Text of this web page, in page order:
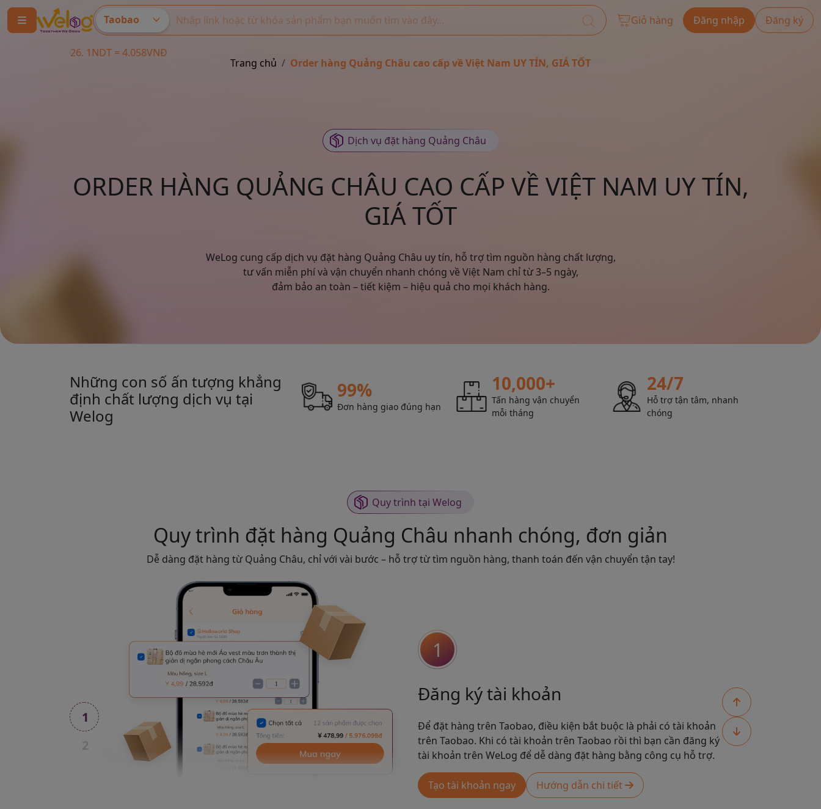
Taobao Giỏ hàng Đăng nhập Đăng ký
1NDT = 4.058VNĐ
Trang chủ Order hàng Quảng Châu cao cấp về Việt Nam UY TÍN, GIÁ TỐT
Dịch vụ đặt hàng Quảng Châu
ORDER HÀNG QUẢNG CHÂU CAO CẤP VỀ VIỆT NAM UY TÍN,
GIÁ TỐT
WeLog cung cấp dịch vụ đặt hàng Quảng Châu uy tín, hỗ trợ tìm nguồn hàng chất lượng,
tư vấn miễn phí và vận chuyển nhanh chóng về Việt Nam chỉ từ 3–5 ngày,
đảm bảo an toàn – tiết kiệm – hiệu quả cho mọi khách hàng.
Những con số ấn tượng khẳng
định chất lượng dịch vụ tại
Welog
99%
Đơn hàng giao đúng hạn
10,000+
Tấn hàng vận chuyển
mỗi tháng
24/7
Hỗ trợ tận tâm, nhanh
chóng
Quy trình tại Welog
Quy trình đặt hàng Quảng Châu nhanh chóng, đơn giản
Dễ dàng đặt hàng từ Quảng Châu, chỉ với vài bước – hỗ trợ từ tìm nguồn hàng, thanh toán đến vận chuyển tận tay!
1
1
Đăng ký tài khoản
Để đặt hàng trên Taobao, điều kiện bắt buộc là phải có tài khoản
trên Taobao. Khi có tài khoản trên Taobao rồi thì bạn cần đăng ký
tài khoản trên WeLog để dễ dàng đặt hàng bằng công cụ hỗ trợ.
Tạo tài khoản ngay Hướng dẫn chi tiết